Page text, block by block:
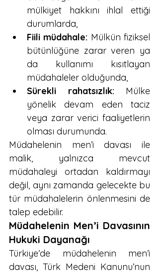
mülkiyet hakkını ihlal ettiği
durumlarda,
Fiili müdahale: Mülkün fiziksel
bütünlüğüne zarar veren ya
da kullanımı kısıtlayan
müdahaleler olduğunda,
Sürekli rahatsızlık: Mülke
yönelik devam eden taciz
veya zarar verici faaliyetlerin
olması durumunda.
Müdahelenin men’i davası ile
malik, yalnızca mevcut
müdahaleyi ortadan kaldırmayı
değil, aynı zamanda gelecekte bu
tür müdahalelerin önlenmesini de
talep edebilir.
Müdahelenin Men’i Davasının
Hukuki Dayanağı
Türkiye’de müdahelenin men’i
davası, Türk Medeni Kanunu’nun